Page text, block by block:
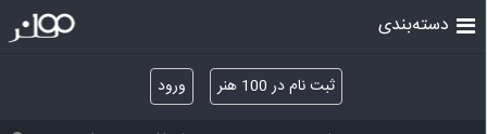
ثبت نام در 100 هنر ورود
دسته‌بندی